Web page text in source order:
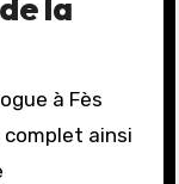
à Fès
ainsi